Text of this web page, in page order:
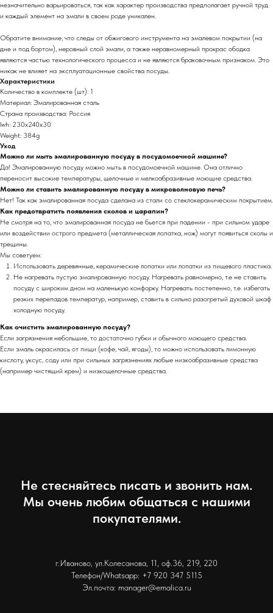
незначительно варьироваться, так как характер производства предполагает ручной труд
и каждый элемент на эмали в своем роде уникален.
Обратите внимание, что следы от обжигового инструмента на эмалевом покрытии (на
дне и под бортом), неровный слой эмали, а также неравномерный прокрас ободка
являются частью технологического процесса и не являются браковочным признаком. Это
никак не влияет на эксплуатационные свойства посуды.
Характеристики
Количество в комплекте (шт): 1
Материал: Эмалированная сталь
Страна производства: Россия
lwh: 230x240x30
Weight: 384g
Уход
Можно ли мыть эмалированную посуду в посудомоечной машине?
Да! Эмалированную посуду можно мыть в посудомоечной машине. Она отлично
переносит высокие температуры, щелочные и мелкоабразивные моющие средства.
Можно ли ставить эмалированную посуду в микроволновую печь?
Нет! Так как эмалированная посуда сделана из стали со стеклокерамическим покрытием.
Как предотвратить появления сколов и царапин?
Не смотря на то, что эмалированная посуда не бьется при падении - при сильном ударе
или воздействии острого предмета (металлическая лопатка, нож) могут появиться сколы и
трещины.
Мы советуем:
Использовать деревянные, керамические лопатки или лопатки из пищевого пластика.
Не нагревать пустую эмалированную посуду. Нагревать равномерно, т.е не ставить
посуду с широким дном на маленькую конфорку. Нагревать постепенно, т.е. избегать
резких перепадов температур, например, ставить в сильно разогретый духовой шкаф
холодную посуду.
Как очистить эмалированную посуду?
Если загрязнения небольшие, то достаточно губки и обычного моющего средства.
Если эмаль окрасилась от пищи (кофе, чай, ягоды), то можно использовать лимонную
кислоту, уксус, соду или при сильных загрязнениях любые низкоабразивные средства
(например чистящий крем) и низкощелочные средства.
Не стесняйтесь писать и звонить нам.
Мы очень любим общаться с нашими
покупателями.
г.Иваново, ул.Колесанова, 11, оф.36, 219, 220
Телефон/Whatsapp: +7 920 347 5115
Эл.почта: manager@emalica.ru